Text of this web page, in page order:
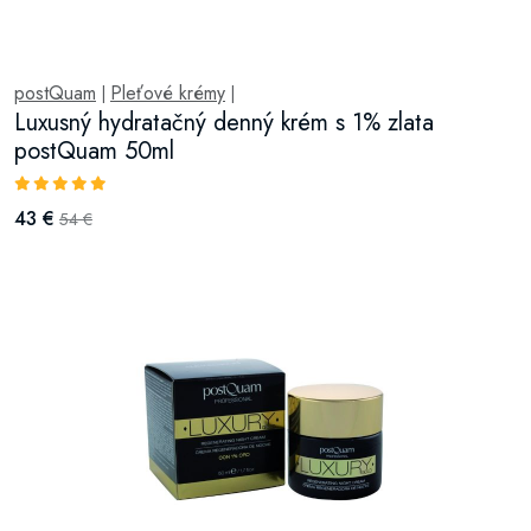
postQuam | Pleťové krémy |
Luxusný hydratačný denný krém s 1% zlata
postQuam 50ml
43 € 54 €